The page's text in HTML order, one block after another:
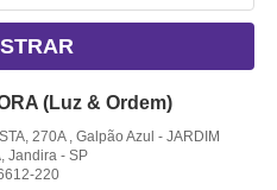
(Luz & Ordem)
270A , Galpão Azul - JARDIM
Jandira- SP
220